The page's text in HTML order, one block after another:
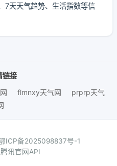
7天天气趋势、生活指数等信
链接
flmnxy天气网
prprp天气
ICP备2025098837号-1
讯官网API